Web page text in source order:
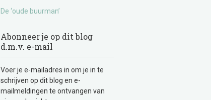
De ‘oude buurman’
Abonneer je op dit blog
d.m.v. e-mail
Voer je e-mailadres in om je in te
schrijven op dit blog en e-
mailmeldingen te ontvangen van